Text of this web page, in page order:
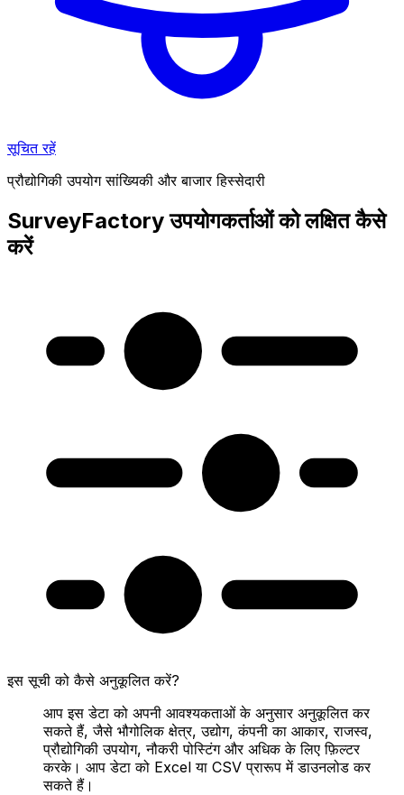
सूचित रहें
प्रौद्योगिकी उपयोग सांख्यिकी और बाजार हिस्सेदारी
SurveyFactory उपयोगकर्ताओं को लक्षित कैसे
करें
इस सूची को कैसे अनुकूलित करें?
आप इस डेटा को अपनी आवश्यकताओं के अनुसार अनुकूलित कर
सकते हैं, जैसे भौगोलिक क्षेत्र, उद्योग, कंपनी का आकार, राजस्व,
प्रौद्योगिकी उपयोग, नौकरी पोस्टिंग और अधिक के लिए फ़िल्टर
करके। आप डेटा को Excel या CSV प्रारूप में डाउनलोड कर
सकते हैं।